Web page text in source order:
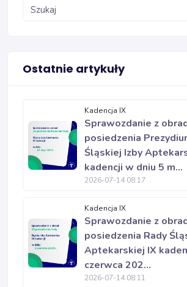
Ostatnie artykuły
Kadencja IX
Sprawozdanie z
posiedzenia
Śląskiej Izby
kadencji w dniu 5 m...
2026-07-14 08:17
Kadencja IX
Sprawozdanie z
posiedzenia Rady
Aptekarskiej IX
czerwca 202...
2026-07-14 08:11